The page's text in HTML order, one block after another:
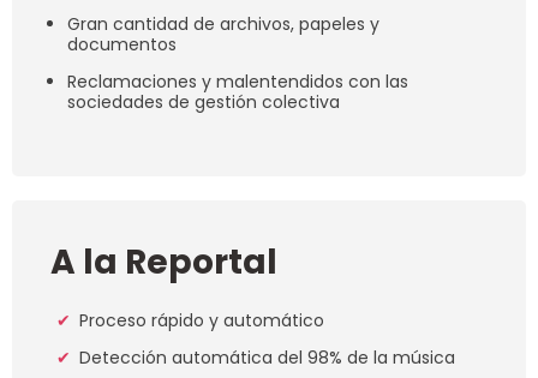
Gran cantidad de archivos, papeles y
documentos
Reclamaciones y malentendidos con las
sociedades de gestión colectiva
A la Reportal
Proceso rápido y automático
Detección automática del 98% de la música